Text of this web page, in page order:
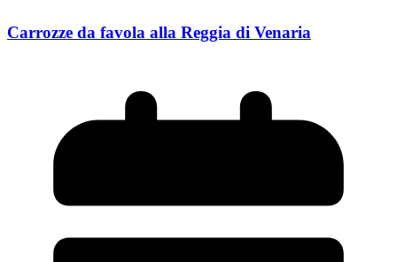
Carrozze da favola alla Reggia di Venaria